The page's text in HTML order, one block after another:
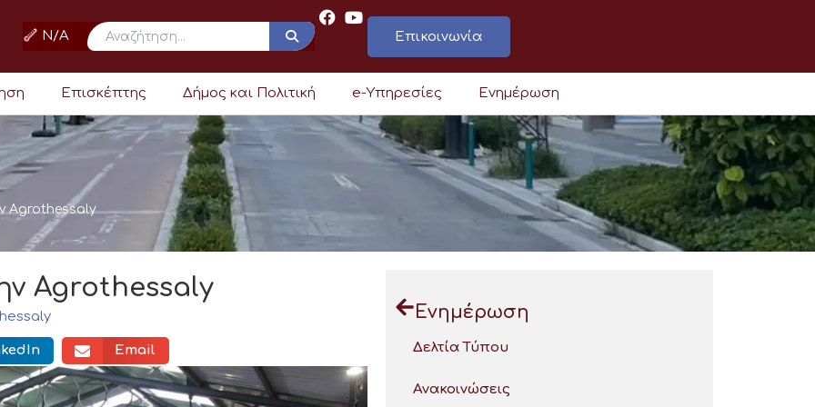
N/A Επικοινωνία
Επισκέπτης Δήμος και Πολιτική e-Υπηρεσίες Ενημέρωση
Agrothessaly
Agrothessaly
Email
Ενημέρωση
Δελτία Τύπου
Ανακοινώσεις